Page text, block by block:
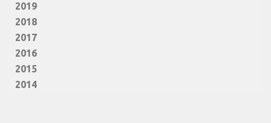
2019
2018
2017
2016
2015
2014